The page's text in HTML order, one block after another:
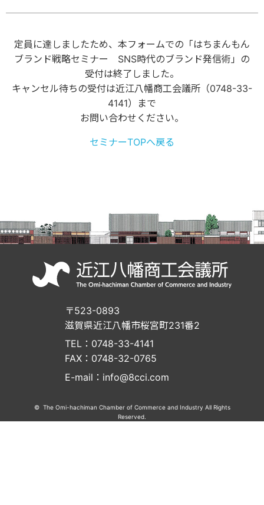
定員に達しましたため、本フォームでの「はちまんもん
ブランド戦略セミナー SNS時代のブランド発信術」の
受付は終了しました。
キャンセル待ちの受付は近江八幡商工会議所（0748-33-
4141）まで
お問い合わせください。
セミナーTOPへ戻る
〒523-0893
滋賀県近江八幡市桜宮町231番2
TEL：0748-33-4141
FAX：0748-32-0765
E-mail：info@8cci.com
© The Omi-hachiman Chamber of Commerce and Industry All Rights
Reserved.